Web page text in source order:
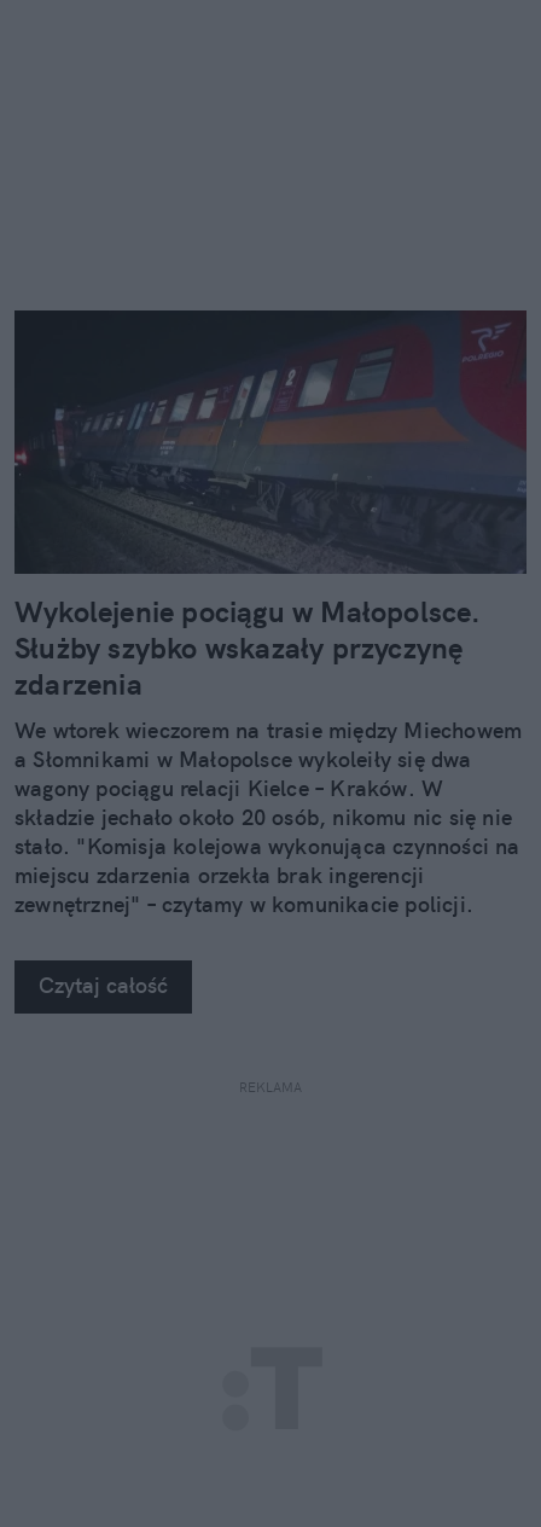
Wykolejenie pociągu w Małopolsce.
Służby szybko wskazały przyczynę
zdarzenia
We wtorek wieczorem na trasie między Miechowem
a Słomnikami w Małopolsce wykoleiły się dwa
wagony pociągu relacji Kielce – Kraków. W
składzie jechało około 20 osób, nikomu nic się nie
stało. "Komisja kolejowa wykonująca czynności na
miejscu zdarzenia orzekła brak ingerencji
zewnętrznej" – czytamy w komunikacie policji.
Czytaj całość
REKLAMA